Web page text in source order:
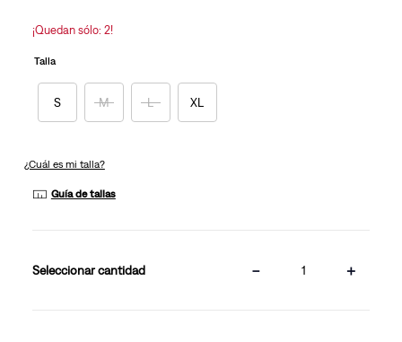
misma
¡Quedan sólo: 2!
Talla
S M L XL
¿Cuál es mi talla?
Guía de tallas
cantidad ＋
－